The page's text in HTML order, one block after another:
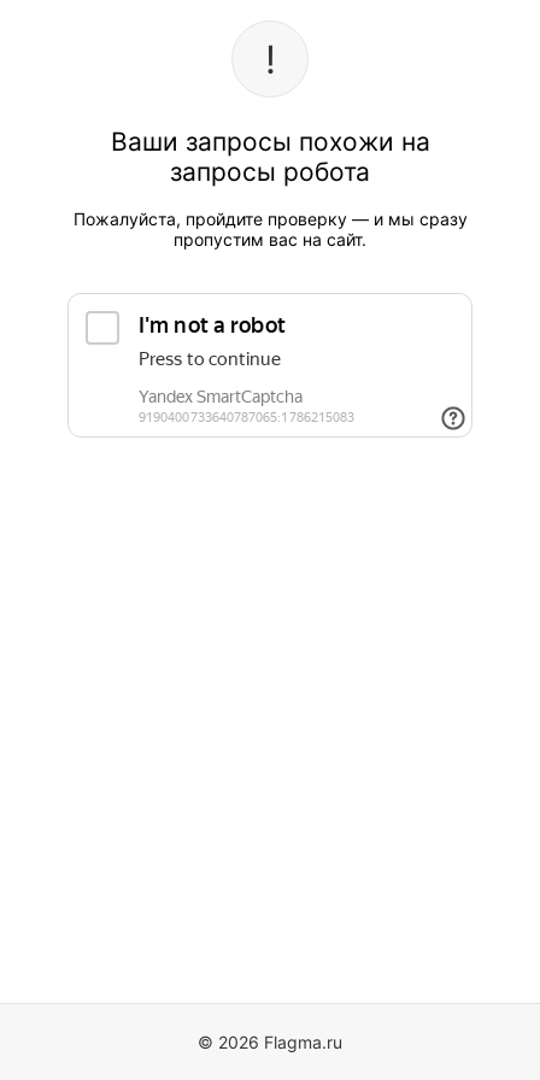
Ваши запросы похожи на
запросы робота
Пожалуйста, пройдите проверку — и мы сразу
пропустим вас на сайт.
© 2026 Flagma.ru